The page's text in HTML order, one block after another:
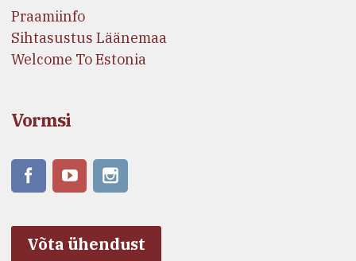
Praamiinfo
Sihtasustus Läänemaa
Welcome To Estonia
Vormsi
Võta ühendust